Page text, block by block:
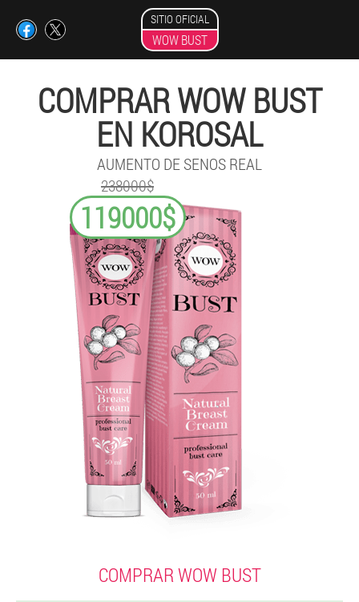
SITIO OFICIAL
WOW BUST
COMPRAR WOW BUST
EN KOROSAL
AUMENTO DE SENOS REAL
238000$
119000$
COMPRAR WOW BUST